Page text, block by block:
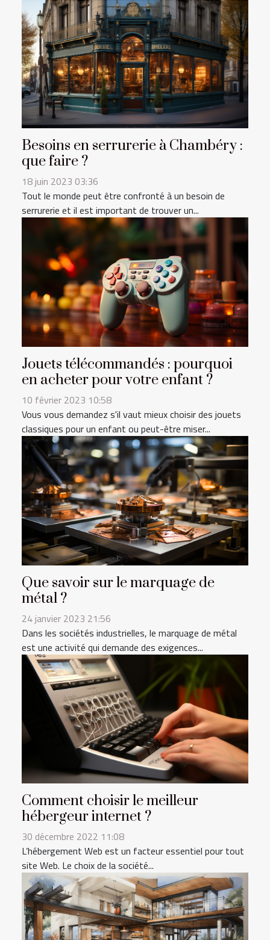
Besoins en serrurerie à Chambéry :
que faire ?
18 juin 2023 03:36
Tout le monde peut être confronté à un besoin de
serrurerie et il est important de trouver un...
Jouets télécommandés : pourquoi
en acheter pour votre enfant ?
10 février 2023 10:58
Vous vous demandez s'il vaut mieux choisir des jouets
classiques pour un enfant ou peut-être miser...
Que savoir sur le marquage de
métal ?
24 janvier 2023 21:56
Dans les sociétés industrielles, le marquage de métal
est une activité qui demande des exigences...
Comment choisir le meilleur
hébergeur internet ?
30 décembre 2022 11:08
L’hébergement Web est un facteur essentiel pour tout
site Web. Le choix de la société...